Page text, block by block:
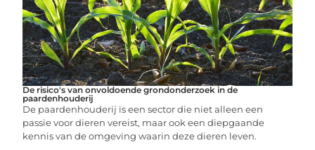
De risico's van onvoldoende grondonderzoek in de
paardenhouderij
De paardenhouderij is een sector die niet alleen een
passie voor dieren vereist, maar ook een diepgaande
kennis van de omgeving waarin deze dieren leven.